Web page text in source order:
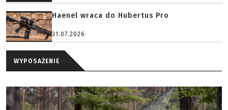
Haenel wraca do Hubertus Pro
31.07.2026
WYPOSAŻENIE